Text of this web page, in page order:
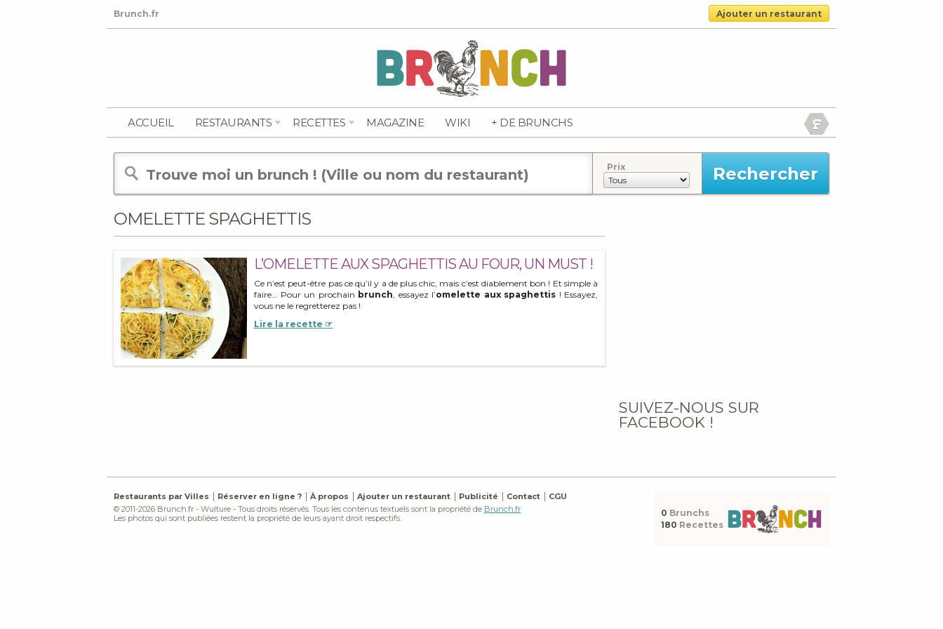
Brunch.fr Ajouter un restaurant
ACCUEIL RESTAURANTS RECETTES MAGAZINE WIKI + DE BRUNCHS
Prix
OMELETTE SPAGHETTIS
L’OMELETTE AUX SPAGHETTIS AU FOUR, UN MUST !
Ce n’est peut-être pas ce qu’il y a de plus chic, mais c’est diablement bon ! Et simple à
faire… Pour un prochain brunch, essayez l’omelette aux spaghettis ! Essayez,
vous ne le regretterez pas !
Lire la recette ☞
SUIVEZ-NOUS SUR
FACEBOOK !
Restaurants par Villes Réserver en ligne ? À propos Ajouter un restaurant Publicité Contact
CGU
© 2011-2026 Brunch.fr - Wulture - Tous droits réservés. Tous les contenus textuels sont la propriété de Brunch.fr
Les photos qui sont publiées restent la propriété de leurs ayant droit respectifs.
0 Brunchs
180 Recettes